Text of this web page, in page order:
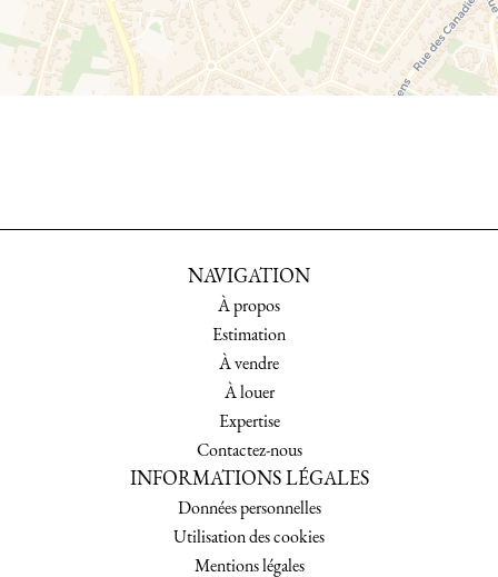
NAVIGATION
À propos
Estimation
À vendre
À louer
Expertise
Contactez-nous
INFORMATIONS LÉGALES
Données personnelles
Utilisation des cookies
Mentions légales